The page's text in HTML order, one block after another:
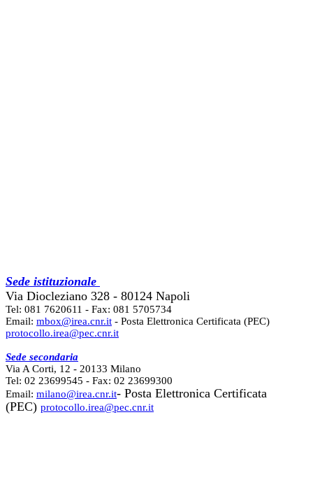
Sede istituzionale
Via Diocleziano 328 - 80124 Napoli
Tel: 081 7620611 - Fax: 081 5705734
Email: mbox@irea.cnr.it - Posta Elettronica Certificata (PEC)
protocollo.irea@pec.cnr.it
Sede secondaria
Via A Corti, 12 - 20133 Milano
Tel: 02 23699545 - Fax: 02 23699300
Email: milano@irea.cnr.it- Posta Elettronica Certificata
(PEC) protocollo.irea@pec.cnr.it